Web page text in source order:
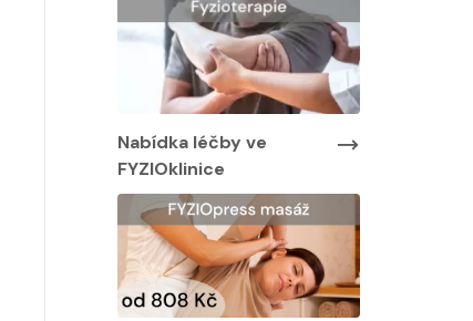
Nabídka léčby ve
Nabídka masáží